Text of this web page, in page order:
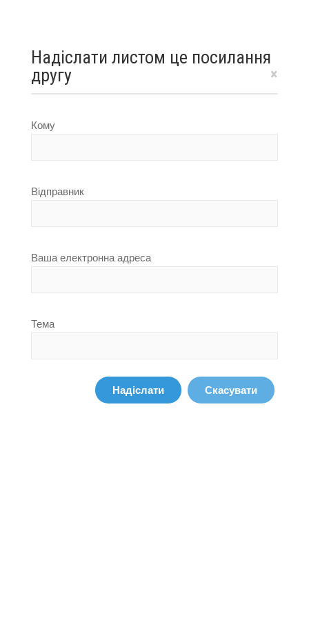
Надіслати листом це посилання
другу
×
Кому
Відправник
Ваша електронна адреса
Тема
Надіслати Скасувати